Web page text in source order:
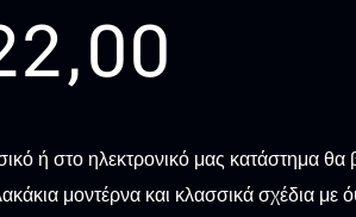
ή στο ηλεκτρονικό μας κατάστημα θα
μοντέρνα και κλασσικά σχέδια με